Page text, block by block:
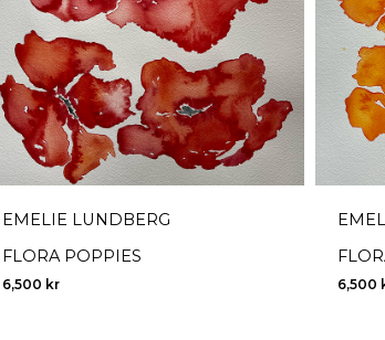
EMELIE LUNDBERG
FLORA POPPIES
6,500 kr 6,500